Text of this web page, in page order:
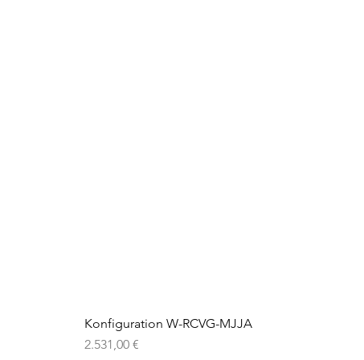
Konfiguration W-RCVG-MJJA
Preis
2.531,00 €